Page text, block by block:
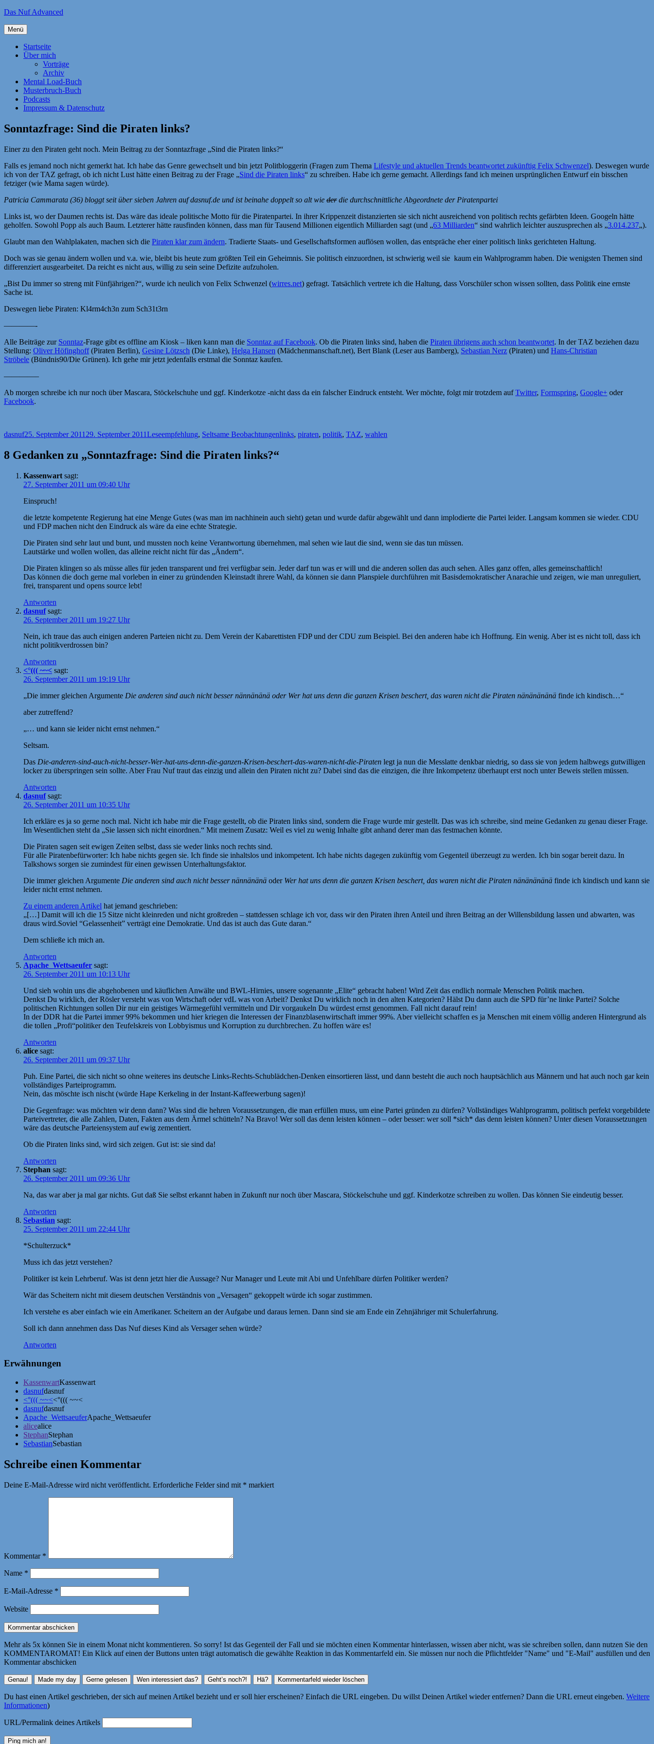
Zum
springen
Das Nuf Advanced
Menü
Startseite
Über mich
Vorträge
Archiv
Mental Load-Buch
Musterbruch-Buch
Podcasts
Impressum & Datenschutz
Sonntazfrage: Sind die Piraten links?
Einer zu den Piraten geht noch. Mein Beitrag zu der Sonntazfrage „Sind die Piraten links?“
Falls es jemand noch nicht gemerkt hat. Ich habe das Genre gewechselt und bin jetzt Politbloggerin (Fragen zum Thema Lifestyle und aktuellen Trends beantwortet zukünftig Felix Schwenzel). Deswegen wurde
ich von der TAZ gefragt, ob ich nicht Lust hätte einen Beitrag zu der Frage „Sind die Piraten links“ zu schreiben. Habe ich gerne gemacht. Allerdings fand ich meinen ursprünglichen Entwurf ein bisschen
fetziger (wie Mama sagen würde).
Patricia Cammarata (36) bloggt seit über sieben Jahren auf dasnuf.de und ist beinahe doppelt so alt wie derdie durchschnittliche Abgeordnete der Piratenpartei
Links ist, wo der Daumen rechts ist. Das wäre das ideale politische Motto für die Piratenpartei. In ihrer Krippenzeit distanzierten sie sich nicht ausreichend von politisch rechts gefärbten Ideen. Googeln hätte
geholfen. Sowohl Popp als auch Baum. Letzterer hätte rausfinden können, dass man für Tausend Millionen eigentlich Milliarden sagt (und „63 Milliarden“ sind wahrlich leichter auszusprechen als „3.014.237„).
Glaubt man den Wahlplakaten, machen sich die Piraten klar zum ändern. Tradierte Staats- und Gesellschaftsformen auflösen wollen, das entspräche eher einer politisch links gerichteten Haltung.
Doch was sie genau ändern wollen und v.a. wie, bleibt bis heute zum größten Teil ein Geheimnis. Sie politisch einzuordnen, ist schwierig weil sie kaum ein Wahlprogramm haben. Die wenigsten Themen sind
differenziert ausgearbeitet. Da reicht es nicht aus, willig zu sein seine Defizite aufzuholen.
„Bist Du immer so streng mit Fünfjährigen?“, wurde ich neulich von Felix Schwenzel (wirres.net) gefragt. Tatsächlich vertrete ich die Haltung, dass Vorschüler schon wissen sollten, dass Politik eine ernste
Sache ist.
Deswegen liebe Piraten: Kl4rm4ch3n zum Sch31t3rn
————-
Alle Beiträge zur Sonntaz-Frage gibt es offline am Kiosk – liken kann man die Sonntaz auf Facebook. Ob die Piraten links sind, haben die Piraten übrigens auch schon beantwortet. In der TAZ beziehen dazu
Stellung: Oliver Höfinghoff(Piraten Berlin), Gesine Lötzsch (Die Linke), Helga Hansen (Mädchenmanschaft.net), Bert Blank (Leser aus Bamberg), Sebastian Nerz (Piraten) und Hans-Christian
Ströbele (Bündnis90/Die Grünen). Ich gehe mir jetzt jedenfalls erstmal die Sonntaz kaufen.
————–
Ab morgen schreibe ich nur noch über Mascara, Stöckelschuhe und ggf. Kinderkotze -nicht dass da ein falscher Eindruck entsteht. Wer möchte, folgt mir trotzdem aufTwitter, Formspring, Google+ oder
Facebook.
Autor
dasnufVeröffentlicht
25. September 2011 29. September 2011Kategorien
Leseempfehlung, Seltsame BeobachtungenSchlagwörter
links, piraten, politik, TAZ, wahlen
8 Gedanken zu „Sonntazfrage: Sind die Piraten links?“
Kassenwart sagt:
27. September 2011 um 09:40 Uhr
Einspruch!
die letzte kompetente Regierung hat eine Menge Gutes (was man im nachhinein auch sieht) getan und wurde dafür abgewählt und dann implodierte die Partei leider. Langsam kommen sie wieder. CDU
und FDP machen nicht den Eindruck als wäre da eine echte Strategie.
Die Piraten sind sehr laut und bunt, und mussten noch keine Verantwortung übernehmen, mal sehen wie laut die sind, wenn sie das tun müssen.
Lautstärke und wollen wollen, das alleine reicht nicht für das „Ändern“.
Die Piraten klingen so als müsse alles für jeden transparent und frei verfügbar sein. Jeder darf tun was er will und die anderen sollen das auch sehen. Alles ganz offen, alles gemeinschaftlich!
Das können die doch gerne mal vorleben in einer zu gründenden Kleinstadt ihrere Wahl, da können sie dann Planspiele durchführen mit Basisdemokratischer Anarachie und zeigen, wie man unreguliert,
frei, transparent und opens source lebt!
Antworten
dasnuf sagt:
26. September 2011 um 19:27 Uhr
Nein, ich traue das auch einigen anderen Parteien nicht zu. Dem Verein der Kabarettisten FDP und der CDU zum Beispiel. Bei den anderen habe ich Hoffnung. Ein wenig. Aber ist es nicht toll, dass ich
nicht politikverdrossen bin?
Antworten
<°((( ~~< sagt:
26. September 2011 um 19:19 Uhr
„Die immer gleichen Argumente Die anderen sind auch nicht besser nännänänä oder Wer hat uns denn die ganzen Krisen beschert, das waren nicht die Piraten nänänänänä finde ich kindisch…“
aber zutreffend?
„… und kann sie leider nicht ernst nehmen.“
Seltsam.
Das Die-anderen-sind-auch-nicht-besser-Wer-hat-uns-denn-die-ganzen-Krisen-beschert-das-waren-nicht-die-Piraten legt ja nun die Messlatte denkbar niedrig, so dass sie von jedem halbwegs gutwilligen
locker zu überspringen sein sollte. Aber Frau Nuf traut das einzig und allein den Piraten nicht zu? Dabei sind das die einzigen, die ihre Inkompetenz überhaupt erst noch unter Beweis stellen müssen.
Antworten
dasnuf sagt:
26. September 2011 um 10:35 Uhr
Ich erkläre es ja so gerne noch mal. Nicht ich habe mir die Frage gestellt, ob die Piraten links sind, sondern die Frage wurde mir gestellt. Das was ich schreibe, sind meine Gedanken zu genau dieser Frage.
Im Wesentlichen steht da „Sie lassen sich nicht einordnen.“ Mit meinem Zusatz: Weil es viel zu wenig Inhalte gibt anhand derer man das festmachen könnte.
Die Piraten sagen seit ewigen Zeiten selbst, dass sie weder links noch rechts sind.
Für alle Piratenbefürworter: Ich habe nichts gegen sie. Ich finde sie inhaltslos und inkompetent. Ich habe nichts dagegen zukünftig vom Gegenteil überzeugt zu werden. Ich bin sogar bereit dazu. In
Talkshows sorgen sie zumindest für einen gewissen Unterhaltungsfaktor.
Die immer gleichen Argumente Die anderen sind auch nicht besser nännänänä oder Wer hat uns denn die ganzen Krisen beschert, das waren nicht die Piraten nänänänänä finde ich kindisch und kann sie
leider nicht ernst nehmen.
Zu einem anderen Artikel hat jemand geschrieben:
„[…] Damit will ich die 15 Sitze nicht kleinreden und nicht großreden – stattdessen schlage ich vor, dass wir den Piraten ihren Anteil und ihren Beitrag an der Willensbildung lassen und abwarten, was
draus wird.Soviel “Gelassenheit” verträgt eine Demokratie. Und das ist auch das Gute daran.“
Dem schließe ich mich an.
Antworten
Apache_Wettsaeufer sagt:
26. September 2011 um 10:13 Uhr
Und sieh wohin uns die abgehobenen und käuflichen Anwälte und BWL-Hirnies, unsere sogenannte „Elite“ gebracht haben! Wird Zeit das endlich normale Menschen Politik machen.
Denkst Du wirklich, der Rösler versteht was von Wirtschaft oder vdL was von Arbeit? Denkst Du wirklich noch in den alten Kategorien? Hälst Du dann auch die SPD für’ne linke Partei? Solche
politischen Richtungen sollen Dir nur ein geistiges Wärmegefühl vermitteln und Dir vorgaukeln Du würdest ernst genommen. Fall nicht darauf rein!
In der DDR hat die Partei immer 99% bekommen und hier kriegen die Interessen der Finanzblasenwirtschaft immer 99%. Aber vielleicht schaffen es ja Menschen mit einem völlig anderen Hintergrund als
die tollen „Profi“politiker den Teufelskreis von Lobbyismus und Korruption zu durchbrechen. Zu hoffen wäre es!
Antworten
alice sagt:
26. September 2011 um 09:37 Uhr
Puh. Eine Partei, die sich nicht so ohne weiteres ins deutsche Links-Rechts-Schublädchen-Denken einsortieren lässt, und dann besteht die auch noch hauptsächlich aus Männern und hat auch noch gar kein
vollständiges Parteiprogramm.
Nein, das möschte isch nischt (würde Hape Kerkeling in der Instant-Kaffeewerbung sagen)!
Die Gegenfrage: was möchten wir denn dann? Was sind die hehren Voraussetzungen, die man erfüllen muss, um eine Partei gründen zu dürfen? Vollständiges Wahlprogramm, politisch perfekt vorgebildete
Parteivertreter, die alle Zahlen, Daten, Fakten aus dem Ärmel schütteln? Na Bravo! Wer soll das denn leisten können – oder besser: wer soll *sich* das denn leisten können? Unter diesen Voraussetzungen
wäre das deutsche Parteiensystem auf ewig zementiert.
Ob die Piraten links sind, wird sich zeigen. Gut ist: sie sind da!
Antworten
Stephan sagt:
26. September 2011 um 09:36 Uhr
Na, das war aber ja mal gar nichts. Gut daß Sie selbst erkannt haben in Zukunft nur noch über Mascara, Stöckelschuhe und ggf. Kinderkotze schreiben zu wollen. Das können Sie eindeutig besser.
Antworten
Sebastian sagt:
25. September 2011 um 22:44 Uhr
*Schulterzuck*
Muss ich das jetzt verstehen?
Politiker ist kein Lehrberuf. Was ist denn jetzt hier die Aussage? Nur Manager und Leute mit Abi und Unfehlbare dürfen Politiker werden?
Wär das Scheitern nicht mit diesem deutschen Verständnis von „Versagen“ gekoppelt würde ich sogar zustimmen.
Ich verstehe es aber einfach wie ein Amerikaner. Scheitern an der Aufgabe und daraus lernen. Dann sind sie am Ende ein Zehnjähriger mit Schulerfahrung.
Soll ich dann annehmen dass Das Nuf dieses Kind als Versager sehen würde?
Antworten
Erwähnungen
KassenwartKassenwart
dasnufdasnuf
<°((( ~~<<°((( ~~<
dasnufdasnuf
Apache_WettsaeuferApache_Wettsaeufer
alicealice
StephanStephan
SebastianSebastian
Schreibe einen Kommentar
Deine E-Mail-Adresse wird nicht veröffentlicht. Erforderliche Felder sind mit * markiert
Kommentar *
Name *
E-Mail-Adresse *
Website
Mehr als 5x können Sie in einem Monat nicht kommentieren. So sorry! Ist das Gegenteil der Fall und sie möchten einen Kommentar hinterlassen, wissen aber nicht, was sie schreiben sollen, dann nutzen Sie den
KOMMENTAROMAT! Ein Klick auf einen der Buttons unten trägt automatisch die gewählte Reaktion in das Kommentarfeld ein. Sie müssen nur noch die Pflichtfelder "Name" und "E-Mail" ausfüllen und den
Kommentar abschicken
Du hast einen Artikel geschrieben, der sich auf meinen Artikel bezieht und er soll hier erscheinen? Einfach die URL eingeben. Du willst Deinen Artikel wieder entfernen? Dann die URL erneut eingeben. Weitere
Informationen)
URL/Permalink deines Artikels